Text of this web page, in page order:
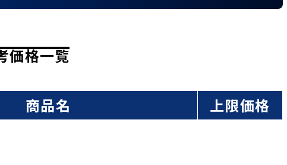
格一覧
商品名 上限価格